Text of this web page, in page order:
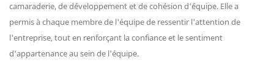
camaraderie, de développement et de cohésion d'équipe. Elle a
permis à chaque membre de l'équipe de ressentir l'attention de
l'entreprise, tout en renforçant la confiance et le sentiment
d'appartenance au sein de l'équipe.